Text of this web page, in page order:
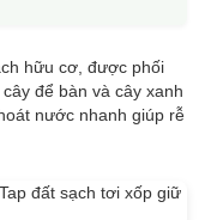
hữu cơ, được phối
để bàn và cây xanh
nước nhanh giúp rễ